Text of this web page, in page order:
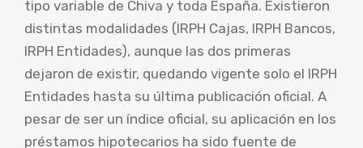
tipo variable de Chiva y toda España. Existieron
distintas modalidades (IRPH Cajas, IRPH Bancos,
IRPH Entidades), aunque las dos primeras
dejaron de existir, quedando vigente solo el IRPH
Entidades hasta su última publicación oficial. A
pesar de ser un índice oficial, su aplicación en los
préstamos hipotecarios ha sido fuente de